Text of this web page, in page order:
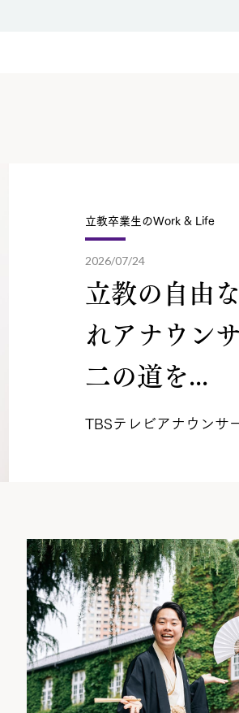
立教卒業生のWork & Life
2026/07/24
立教の自由
れアナウン
二の道を...
TBSテレビアナウン